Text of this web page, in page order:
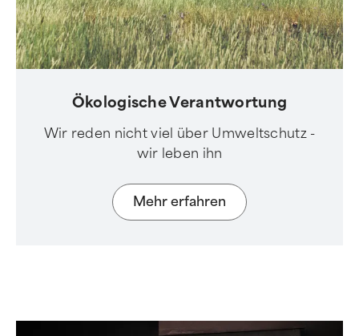
Ökologische Verantwortung
Wir reden nicht viel über Umweltschutz -
wir leben ihn
Mehr erfahren